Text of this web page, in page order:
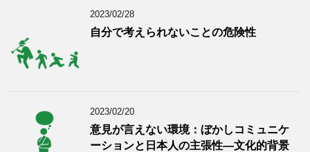
2023/02/28
自分で考えられないことの危険性
2023/02/20
意見が言えない環境：ぼかしコミュニケ
ーションと日本人の主張性―文化的背景